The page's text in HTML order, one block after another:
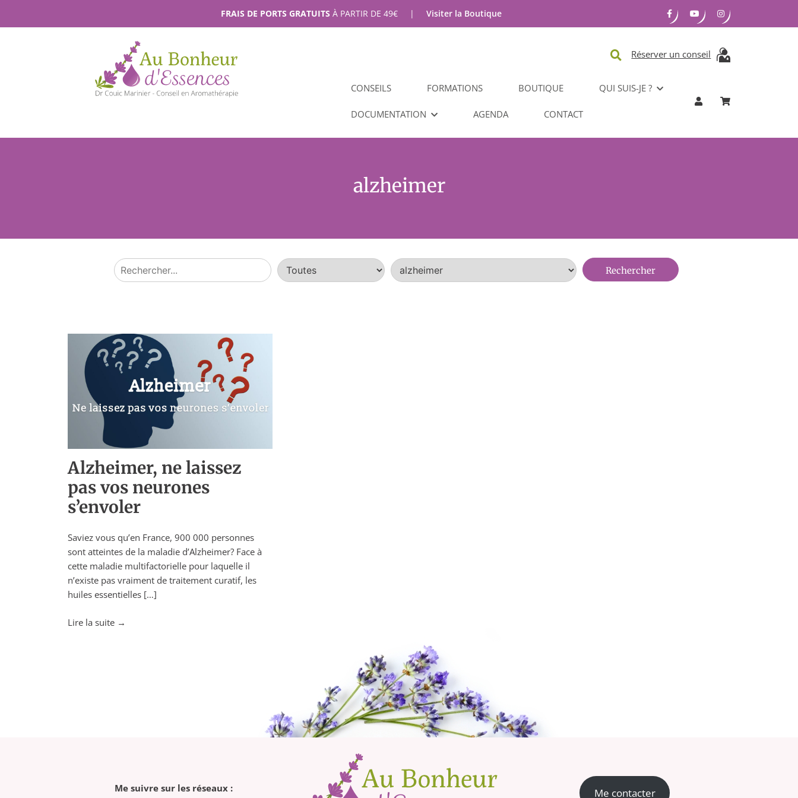
FRAIS DE PORTS GRATUITS À PARTIR DE 49€ | Visiter la Boutique
Réserver un conseil
CONSEILS FORMATIONS BOUTIQUE QUI SUIS-JE ?
DOCUMENTATION AGENDA CONTACT
alzheimer
Alzheimer, ne laissez
pas vos neurones
s’envoler
Saviez vous qu’en France, 900 000 personnes
sont atteintes de la maladie d’Alzheimer? Face à
cette maladie multifactorielle pour laquelle il
n’existe pas vraiment de traitement curatif, les
huiles essentielles […]
Lire la suite "Alzheimer,
→
Me suivre sur les réseaux : Me contacter